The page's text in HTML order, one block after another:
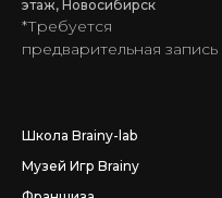
этаж, Новосибирск
*Требуется
предварительная запись
Школа Brainy-lab
Музей Игр Brainy